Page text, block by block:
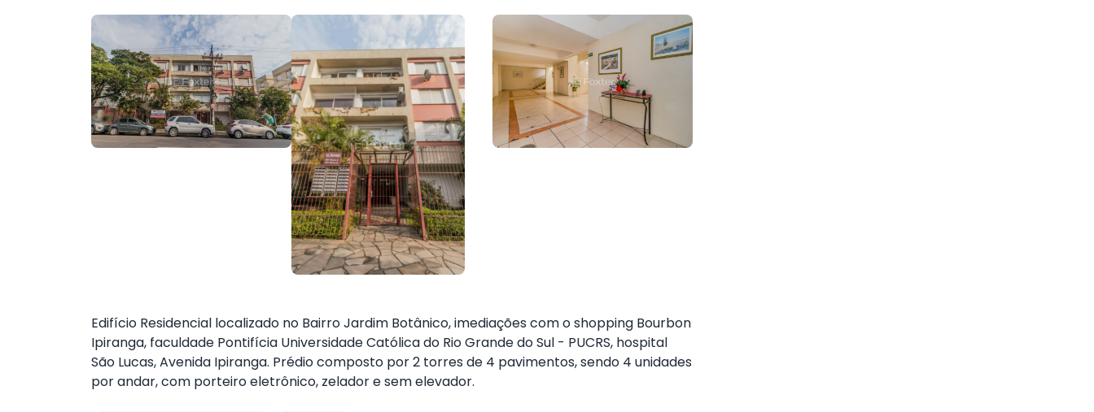
Edifício Residencial localizado no Bairro Jardim Botânico, imediações com o shopping Bourbon
Ipiranga, faculdade Pontifícia Universidade Católica do Rio Grande do Sul - PUCRS, hospital
São Lucas, Avenida Ipiranga. Prédio composto por 2 torres de 4 pavimentos, sendo 4 unidades
por andar, com porteiro eletrônico, zelador e sem elevador.